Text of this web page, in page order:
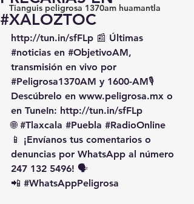
Tianguis peligrosa 1370am huamantla
#XALOZTOC
http://tun.in/sfFLp 📰 Últimas
#noticias en #ObjetivoAM,
transmisión en vivo por
#Peligrosa1370AM y 1600-AM🎙️
Descúbrelo en www.peligrosa.mx o
en TuneIn: http://tun.in/sfFLp
🌐 #Tlaxcala #Puebla #RadioOnline
📱 ¡Envíanos tus comentarios o
denuncias por WhatsApp al número
247 132 5496! 🗣️
📲 #WhatsAppPeligrosa